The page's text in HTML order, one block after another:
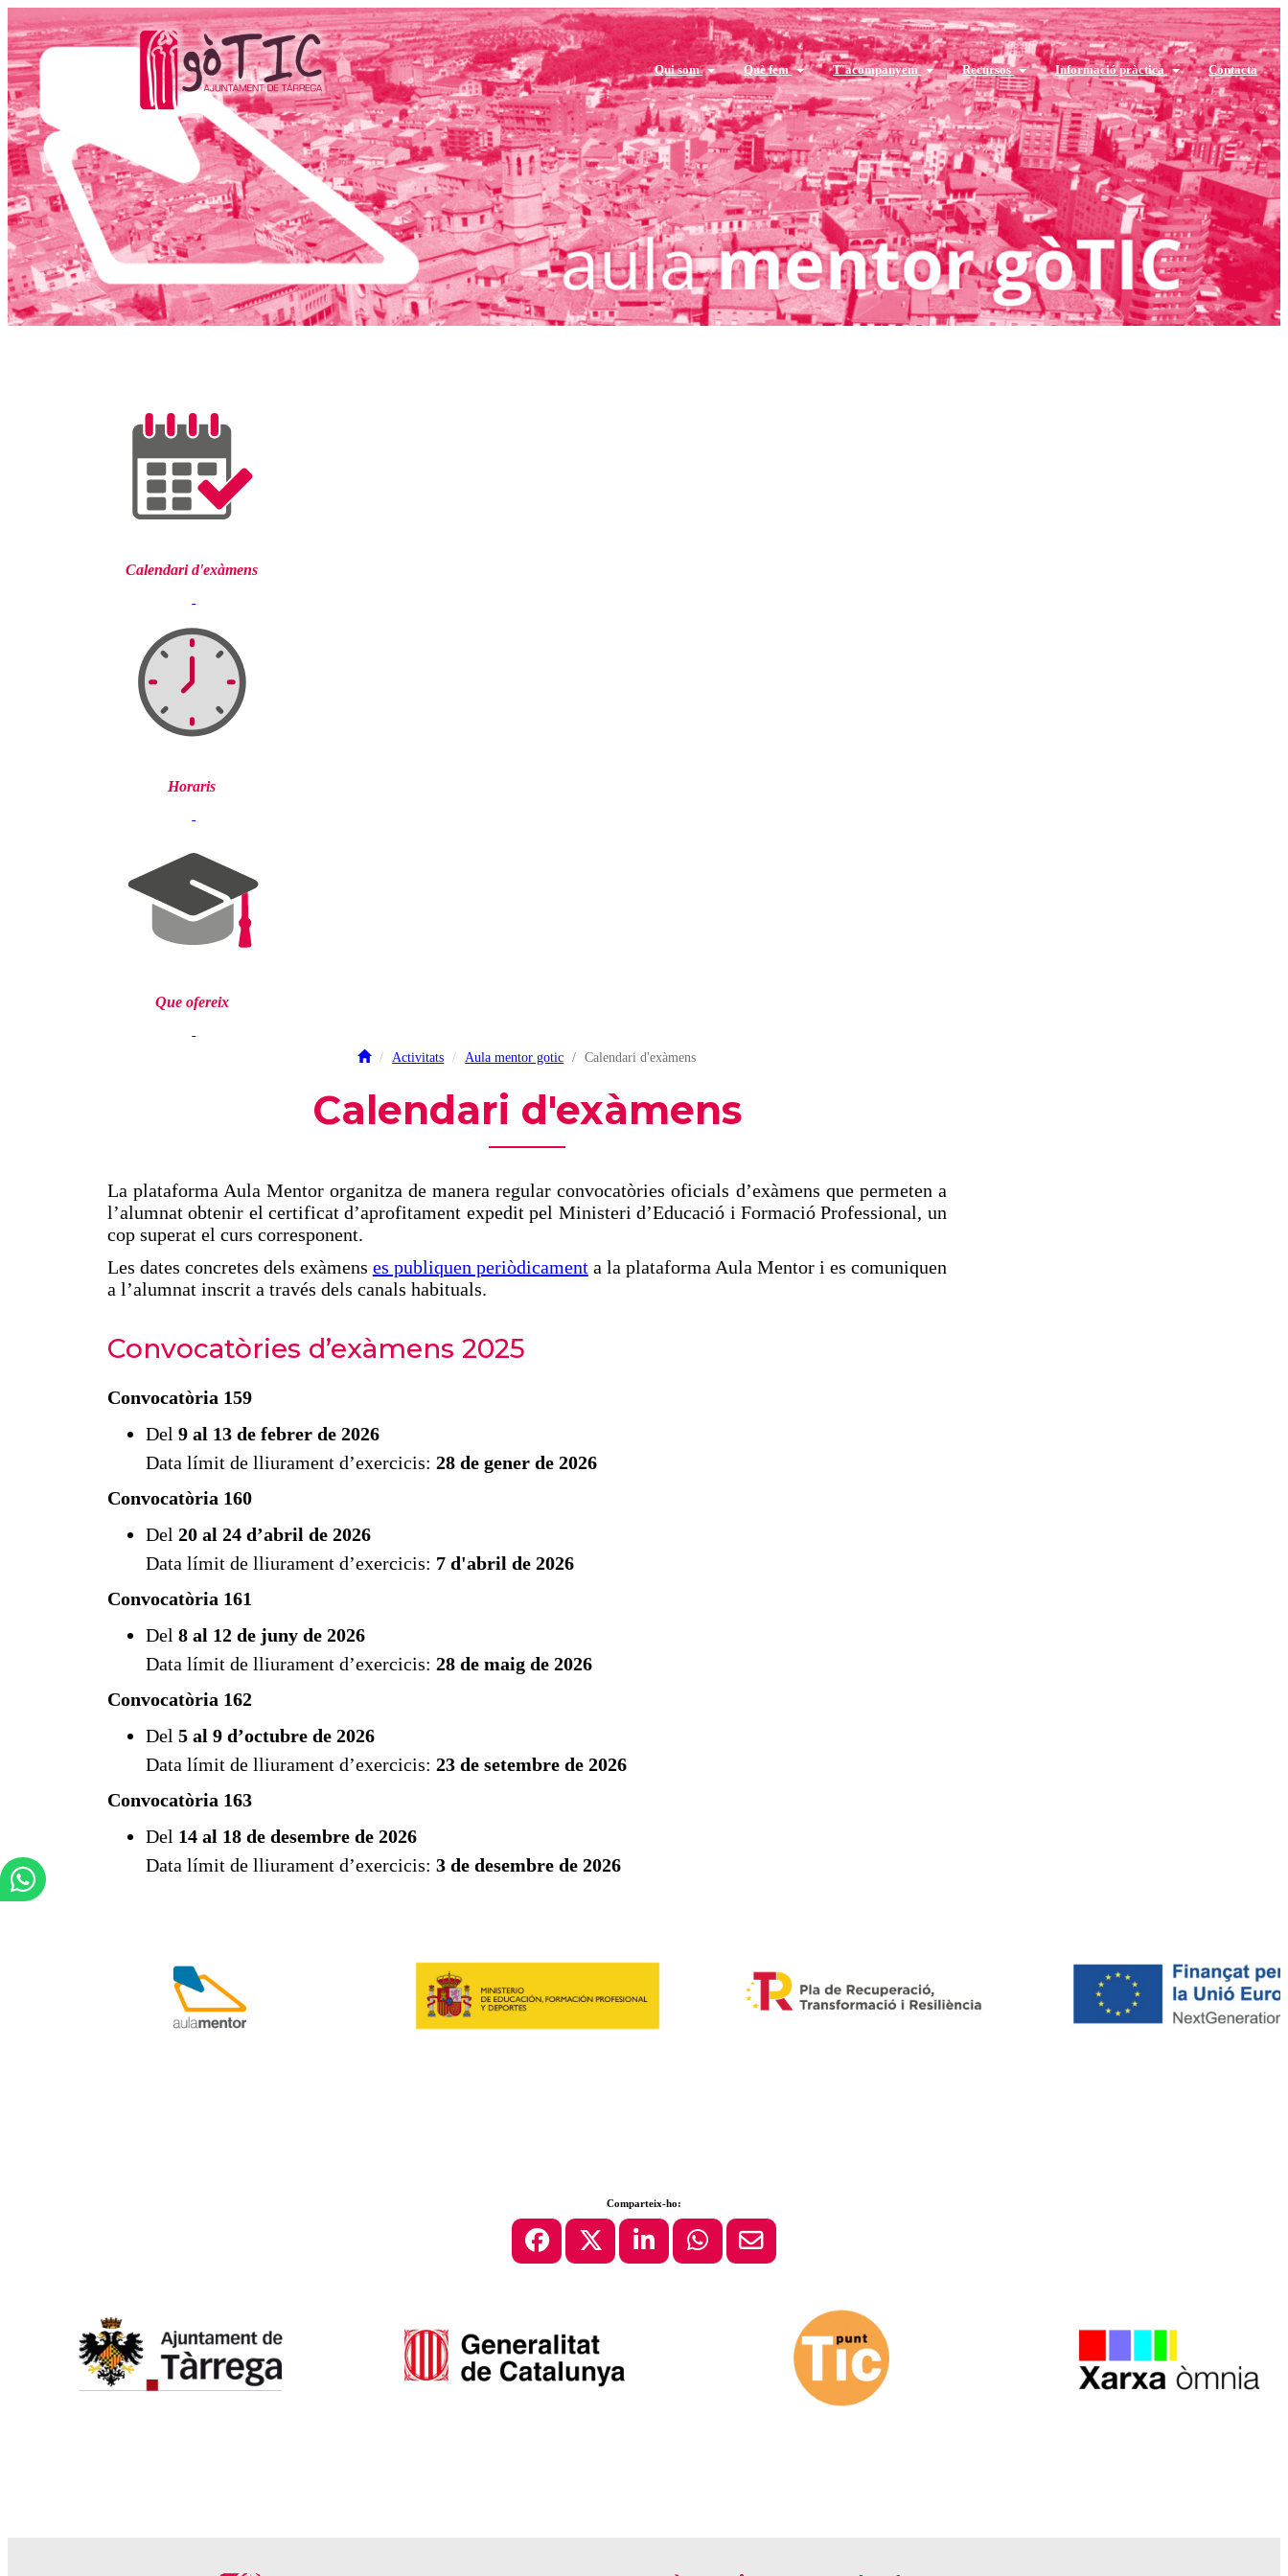
Qui som Què fem T'acompanyem Recursos Informació pràctica Contacta
Calendari d'exàmens
Horaris
Que ofereix
Activitats Aula mentor gotic Calendari d'exàmens
Calendari d'exàmens
La plataforma Aula Mentor organitza de manera regular convocatòries oficials d’exàmens que permeten a
l’alumnat obtenir el certificat d’aprofitament expedit pel Ministeri d’Educació i Formació Professional, un
cop superat el curs corresponent.
Les dates concretes dels exàmens es publiquen periòdicamenta la plataforma Aula Mentor i es comuniquen
a l’alumnat inscrit a través dels canals habituals.
Convocatòries d’exàmens 2025
Convocatòria 159
Del 9 al 13 de febrer de 2026
Data límit de lliurament d’exercicis: 28 de gener de 2026
Convocatòria 160
Del 20 al 24 d’abril de 2026
Data límit de lliurament d’exercicis: 7 d'abril de 2026
Convocatòria 161
Del 8 al 12 de juny de 2026
Data límit de lliurament d’exercicis: 28 de maig de 2026
Convocatòria 162
Del 5 al 9 d’octubre de 2026
Data límit de lliurament d’exercicis: 23 de setembre de 2026
Convocatòria 163
Del 14 al 18 de desembre de 2026
Data límit de lliurament d’exercicis: 3 de desembre de 2026
Comparteix-ho: